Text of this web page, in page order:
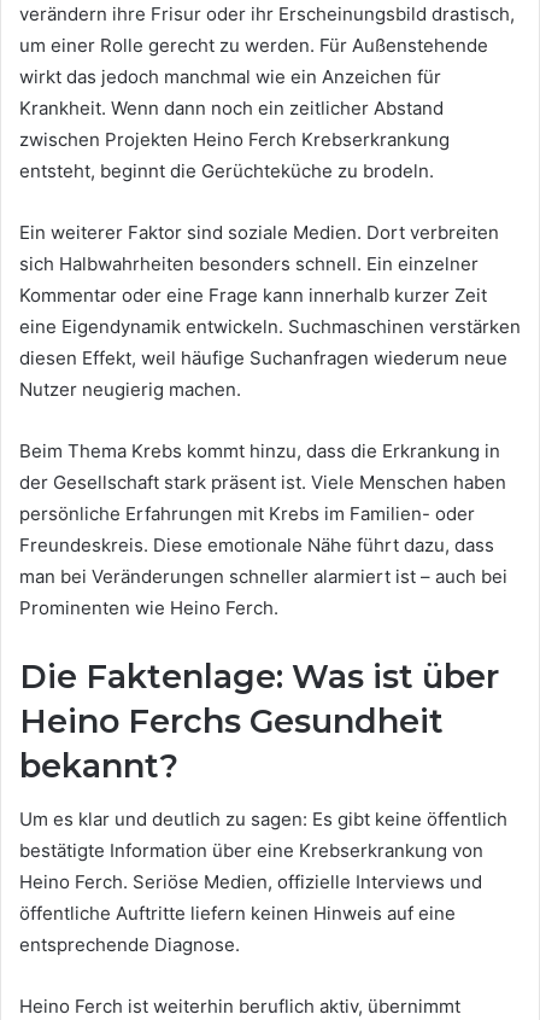
verändern ihre Frisur oder ihr Erscheinungsbild drastisch,
um einer Rolle gerecht zu werden. Für Außenstehende
wirkt das jedoch manchmal wie ein Anzeichen für
Krankheit. Wenn dann noch ein zeitlicher Abstand
zwischen Projekten Heino Ferch Krebserkrankung
entsteht, beginnt die Gerüchteküche zu brodeln.
Ein weiterer Faktor sind soziale Medien. Dort verbreiten
sich Halbwahrheiten besonders schnell. Ein einzelner
Kommentar oder eine Frage kann innerhalb kurzer Zeit
eine Eigendynamik entwickeln. Suchmaschinen verstärken
diesen Effekt, weil häufige Suchanfragen wiederum neue
Nutzer neugierig machen.
Beim Thema Krebs kommt hinzu, dass die Erkrankung in
der Gesellschaft stark präsent ist. Viele Menschen haben
persönliche Erfahrungen mit Krebs im Familien- oder
Freundeskreis. Diese emotionale Nähe führt dazu, dass
man bei Veränderungen schneller alarmiert ist – auch bei
Prominenten wie Heino Ferch.
Die Faktenlage: Was ist über
Heino Ferchs Gesundheit
bekannt?
Um es klar und deutlich zu sagen: Es gibt keine öffentlich
bestätigte Information über eine Krebserkrankung von
Heino Ferch. Seriöse Medien, offizielle Interviews und
öffentliche Auftritte liefern keinen Hinweis auf eine
entsprechende Diagnose.
Heino Ferch ist weiterhin beruflich aktiv, übernimmt